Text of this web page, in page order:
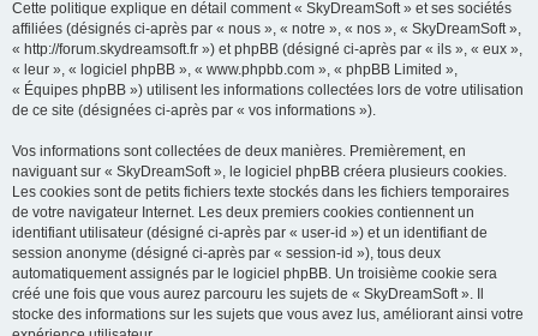
Cette politique explique en détail comment « SkyDreamSoft » et ses sociétés
affiliées (désignés ci-après par « nous », « notre », « nos », « SkyDreamSoft »,
« http://forum.skydreamsoft.fr ») et phpBB (désigné ci-après par « ils », « eux »,
« leur », « logiciel phpBB », « www.phpbb.com », « phpBB Limited »,
« Équipes phpBB ») utilisent les informations collectées lors de votre utilisation
de ce site (désignées ci-après par « vos informations »).
Vos informations sont collectées de deux manières. Premièrement, en
naviguant sur « SkyDreamSoft », le logiciel phpBB créera plusieurs cookies.
Les cookies sont de petits fichiers texte stockés dans les fichiers temporaires
de votre navigateur Internet. Les deux premiers cookies contiennent un
identifiant utilisateur (désigné ci-après par « user-id ») et un identifiant de
session anonyme (désigné ci-après par « session-id »), tous deux
automatiquement assignés par le logiciel phpBB. Un troisième cookie sera
créé une fois que vous aurez parcouru les sujets de « SkyDreamSoft ». Il
stocke des informations sur les sujets que vous avez lus, améliorant ainsi votre